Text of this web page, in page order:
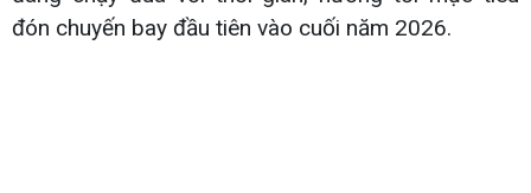
đón chuyến bay đầu tiên vào cuối năm 2026.